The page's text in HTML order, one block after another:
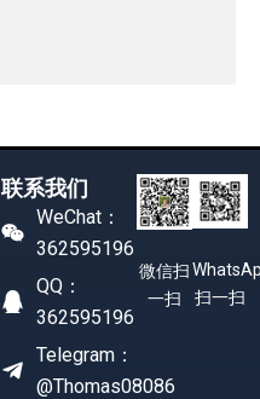
联系我们
WeChat：
362595196
QQ：
362595196
Telegram：
@Thomas08086
微信扫
一扫
扫一扫